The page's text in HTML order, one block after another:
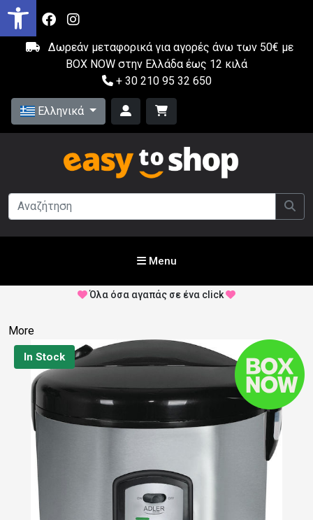
Δωρεάν μεταφορικά για αγορές άνω των 50€ με
BOX NOW στην Ελλάδα έως 12 κιλά
+ 30 210 95 32 650
Ελληνικά
Menu
Όλα όσα αγαπάς σε ένα click
More
In Stock